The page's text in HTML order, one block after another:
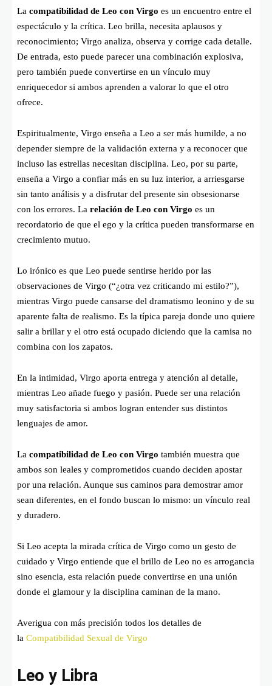
La compatibilidad de Leo con Virgo es un encuentro entre el
espectáculo y la crítica. Leo brilla, necesita aplausos y
reconocimiento; Virgo analiza, observa y corrige cada detalle.
De entrada, esto puede parecer una combinación explosiva,
pero también puede convertirse en un vínculo muy
enriquecedor si ambos aprenden a valorar lo que el otro
ofrece.
Espiritualmente, Virgo enseña a Leo a ser más humilde, a no
depender siempre de la validación externa y a reconocer que
incluso las estrellas necesitan disciplina. Leo, por su parte,
enseña a Virgo a confiar más en su luz interior, a arriesgarse
sin tanto análisis y a disfrutar del presente sin obsesionarse
con los errores. La relación de Leo con Virgo es un
recordatorio de que el ego y la crítica pueden transformarse en
crecimiento mutuo.
Lo irónico es que Leo puede sentirse herido por las
observaciones de Virgo (“¿otra vez criticando mi estilo?”),
mientras Virgo puede cansarse del dramatismo leonino y de su
aparente falta de realismo. Es la típica pareja donde uno quiere
salir a brillar y el otro está ocupado diciendo que la camisa no
combina con los zapatos.
En la intimidad, Virgo aporta entrega y atención al detalle,
mientras Leo añade fuego y pasión. Puede ser una relación
muy satisfactoria si ambos logran entender sus distintos
lenguajes de amor.
La compatibilidad de Leo con Virgo también muestra que
ambos son leales y comprometidos cuando deciden apostar
por una relación. Aunque sus caminos para demostrar amor
sean diferentes, en el fondo buscan lo mismo: un vínculo real
y duradero.
Si Leo acepta la mirada crítica de Virgo como un gesto de
cuidado y Virgo entiende que el brillo de Leo no es arrogancia
sino esencia, esta relación puede convertirse en una unión
donde el glamour y la disciplina caminan de la mano.
Averigua con más precisión todos los detalles de
la Compatibilidad Sexual de Virgo
Leo y Libra